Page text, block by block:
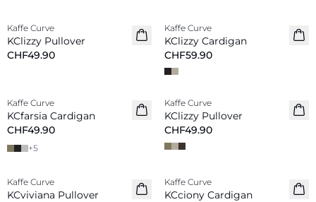
Neu
Kaffe Curve
KClizzy Pullover
CHF49.90
Neu
Kaffe Curve
KClizzy Cardigan
CHF59.90
Neu
Kaffe Curve
KCfarsia Cardigan
CHF49.90
+5
Neu
Kaffe Curve
KClizzy Pullover
CHF49.90
Neu
Kaffe Curve
KCviviana Pullover
Neu
Kaffe Curve
KCciony Cardigan